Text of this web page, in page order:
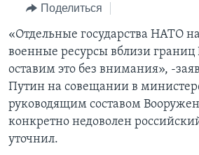
навигации
Перейти
поиск
НОВОСТИ ЗА МИНУТУ
ИТОГИ
ПОЧЕМУ ЭТО ВАЖНО?
ДИСКУССИЯ VOA
ДЕТАЛИ
УЧИМ АНГЛИЙСКИЙ
НАША АМЕРИКАНСКАЯ ИСТОРИЯ
А КАК В АМЕРИКЕ?
АРТЕФАКТЫ
АМЕРИКАНСКИЕ ГОРОДКИ
ЭКСПЕРТИЗА
ИНТЕРВЬЮ
ФАКТЫ ПРОТИВ ФЕЙКОВ
ЗА СВОБОДУ ПРЕССЫ
УЧИМ АНГЛИЙСКИЙ
ВИДЕО
Поделиться
«Отдельные государства НАТО
военные ресурсы вблизи
оставим это без внимания», -
Путин на совещании в
руководящим составом
конкретно недоволен
уточнил.